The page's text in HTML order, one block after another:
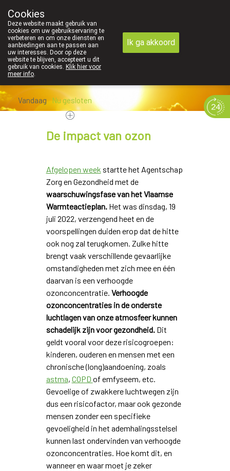
Vandaag Nu gesloten
De impact van ozon
Afgelopen week startte het Agentschap
Zorg en Gezondheid met de
waarschuwingsfase van het Vlaamse
Warmteactieplan.Het was dinsdag, 19
juli 2022, verzengend heet en de
voorspellingen duiden erop dat de hitte
ook nog zal terugkomen. Zulke hitte
brengt vaak verschillende gevaarlijke
omstandigheden met zich mee en één
daarvan is een verhoogde
ozonconcentratie. Verhoogde
ozonconcentraties in de onderste
luchtlagen van onze atmosfeer kunnen
schadelijk zijn voor gezondheid.Dit
geldt vooral voor deze risicogroepen:
kinderen, ouderen en mensen met een
chronische (long)aandoening, zoals
astma, COPD of emfyseem, etc.
Gevoelige of zwakkere luchtwegen zijn
dus een risicofactor, maar ook gezonde
mensen zonder een specifieke
gevoeligheid in het ademhalingsstelsel
kunnen last ondervinden van verhoogde
ozonconcentraties. Hoe komt dit, en
wanneer en waar moet je zeker
Cookies
Deze website maakt gebruik van
cookies om uw gebruikservaring te
verbeteren en om onze diensten en
aanbiedingen aan te passen aan
uw interesses. Door op deze
website te blijven, accepteert u dit
gebruik van cookies. Klik hier voor
meer info.
Ik ga akkoord